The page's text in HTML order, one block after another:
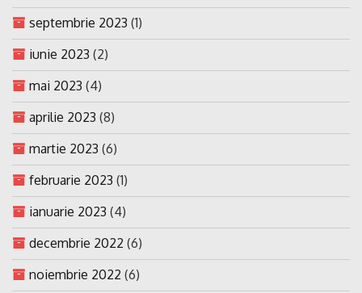
septembrie 2023 (1)
iunie 2023 (2)
mai 2023 (4)
aprilie 2023 (8)
martie 2023 (6)
februarie 2023 (1)
ianuarie 2023 (4)
decembrie 2022 (6)
noiembrie 2022 (6)